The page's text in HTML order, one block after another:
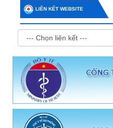
LIÊN KẾT WEBSITE